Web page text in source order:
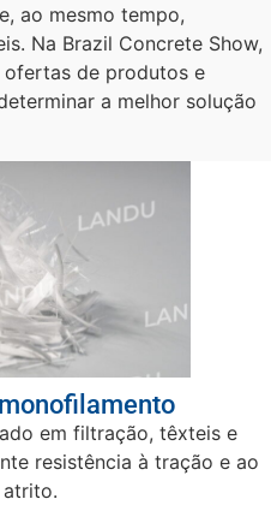
ao mesmo tempo,
Na Brazil Concrete Show,
de produtos e
a melhor solução
em filtração, têxteis e
resistência à tração e ao